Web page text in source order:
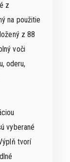
z
na použitie
z 88
voči
oderu,
vyberané
tvorí